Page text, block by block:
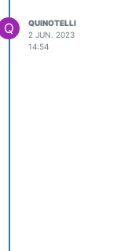
Q
QUINOTELLI
2 JUN. 2023
14:54